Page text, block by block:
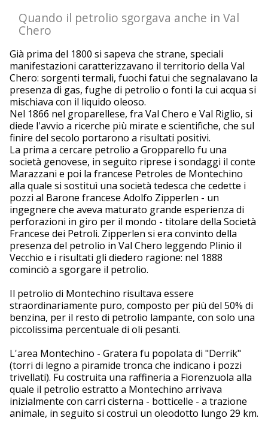
Quando il petrolio sgorgava anche in Val
Chero
Già prima del 1800 si sapeva che strane, speciali
manifestazioni caratterizzavano il territorio della Val
Chero: sorgenti termali, fuochi fatui che segnalavano la
presenza di gas, fughe di petrolio o fonti la cui acqua si
mischiava con il liquido oleoso.
Nel 1866 nel groparellese, fra Val Chero e Val Riglio, si
diede l'avvio a ricerche più mirate e scientifiche, che sul
finire del secolo portarono a risultati positivi.
La prima a cercare petrolio a Gropparello fu una
società genovese, in seguito riprese i sondaggi il conte
Marazzani e poi la francese Petroles de Montechino
alla quale si sostituì una società tedesca che cedette i
pozzi al Barone francese Adolfo Zipperlen - un
ingegnere che aveva maturato grande esperienza di
perforazioni in giro per il mondo - titolare della Società
Francese dei Petroli. Zipperlen si era convinto della
presenza del petrolio in Val Chero leggendo Plinio il
Vecchio e i risultati gli diedero ragione: nel 1888
cominciò a sgorgare il petrolio.
Il petrolio di Montechino risultava essere
straordinariamente puro, composto per più del 50% di
benzina, per il resto di petrolio lampante, con solo una
piccolissima percentuale di oli pesanti.
L'area Montechino - Gratera fu popolata di "Derrik"
(torri di legno a piramide tronca che indicano i pozzi
trivellati). Fu costruita una raffineria a Fiorenzuola alla
quale il petrolio estratto a Montechino arrivava
inizialmente con carri cisterna - botticelle - a trazione
animale, in seguito si costruì un oleodotto lungo 29 km.